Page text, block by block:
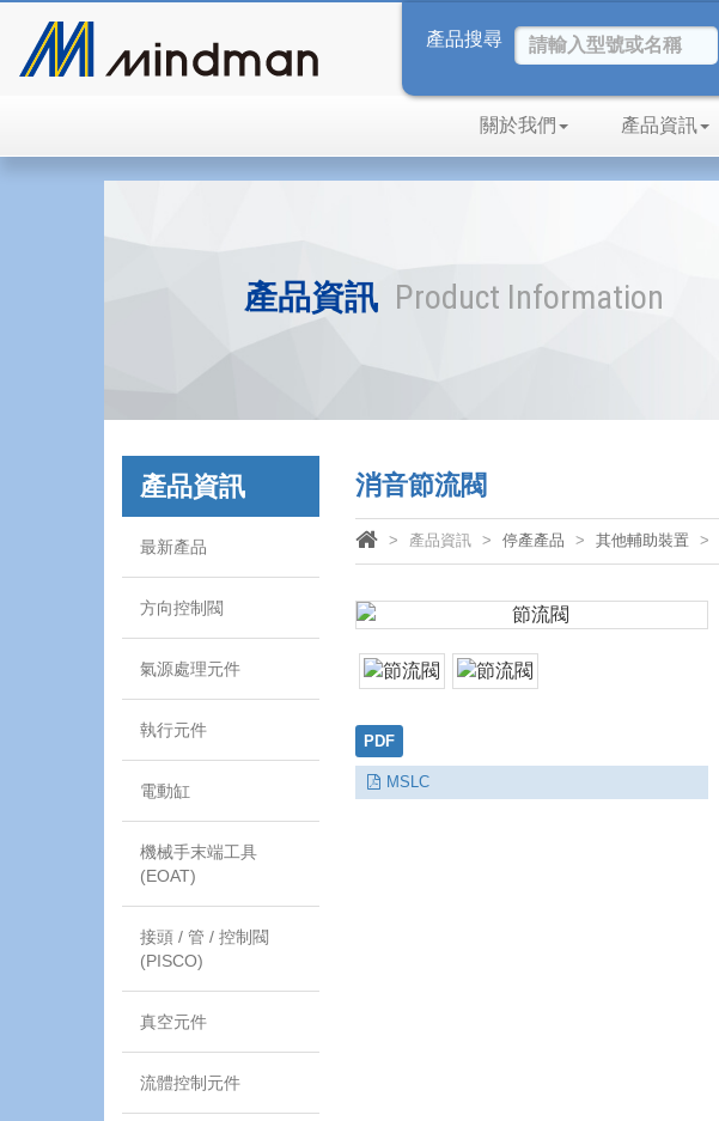
產品搜尋
關於我們 產品資訊
產品資訊 Product Information
產品資訊
最新產品
方向控制閥
氣源處理元件
執行元件
電動缸
機械手末端工具
(EOAT)
接頭 / 管 / 控制閥
(PISCO)
真空元件
流體控制元件
消音節流閥
產品資訊 停產產品 其他輔助裝置
PDF
MSLC